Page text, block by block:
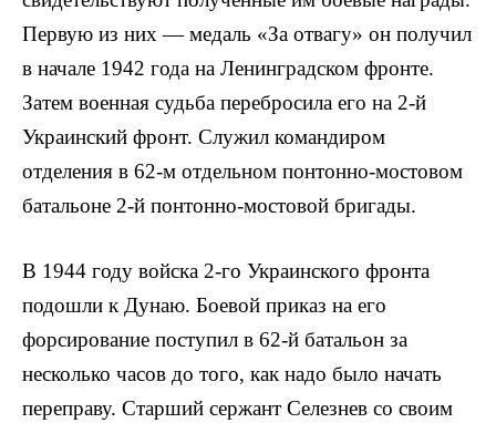
Первую из них — медаль «За отвагу» он получил
в начале 1942 года на Ленинградском фронте.
Затем военная судьба перебросила его на 2-й
Украинский фронт. Служил командиром
отделения в 62-м отдельном понтонно-мостовом
батальоне 2-й понтонно-мостовой бригады.
В 1944 году войска 2-го Украинского фронта
подошли к Ду­наю. Боевой приказ на его
форсирование поступил в 62-й батальон за
несколько часов до того, как надо было начать
переправу. Старший сержант Селезнев со своим